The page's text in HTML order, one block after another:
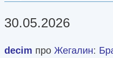
30.05.2026
decim про Жегалин: